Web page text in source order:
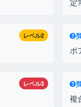
レベル2
ポ
レベル3
複